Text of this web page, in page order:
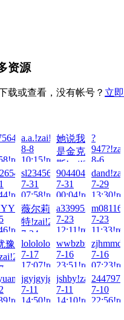
资源
载或查看，没有帐号？ 立
a.a.!zai!2026-
8-8
10:15!read!
她说我
是金克
斯!zai!2026-
8-7
22:37!read!
?
8-6
sl23456!zai!2026-
7-31
07:58!read!
7-31
00:04!read!
7-29
薇尔莉
特!zai!2026-
7-24
02:01!read!
7-23
12:11!read!
7-23
豫
lolololo!zai!2026-
7-17
17:07!read!
7-16
23:51!read!
7-16
jgyjgyjgy!zai!2026-
7-11
14:50!read!
jshby!zai!2026-
7-11
14:10!read!
7-10